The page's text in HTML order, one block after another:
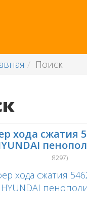
Поиск
хода сжатия
Я297)